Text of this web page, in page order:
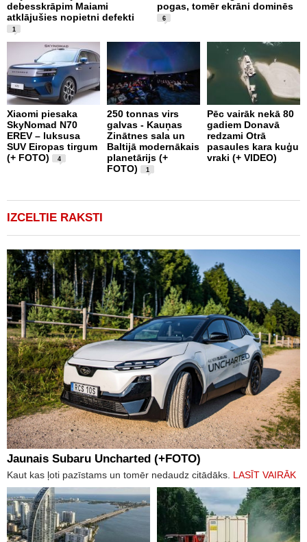
debesskrāpim Maiami
atklājušies nopietni defekti
1
pogas, tomēr ekrāni dominēs
6
Xiaomi piesaka
SkyNomad N70
EREV – luksusa
SUV Eiropas tirgum
(+ FOTO)
4
250 tonnas virs
galvas - Kauņas
Zinātnes sala un
Baltijā modernākais
planetārijs (+
FOTO)
1
Pēc vairāk nekā 80
gadiem Donavā
redzami Otrā
pasaules kara kuģu
vraki (+ VIDEO)
IZCELTIE RAKSTI
Jaunais Subaru Uncharted (+FOTO)
Kaut kas ļoti pazīstams un tomēr nedaudz citādāks. LASĪT VAIRĀK